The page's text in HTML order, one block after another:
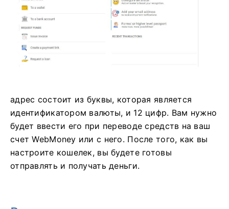
адрес состоит из буквы, которая является
идентификатором валюты, и 12 цифр. Вам нужно
будет ввести его при переводе средств на ваш
счет WebMoney или с него. После того, как вы
настроите кошелек, вы будете готовы
отправлять и получать деньги.